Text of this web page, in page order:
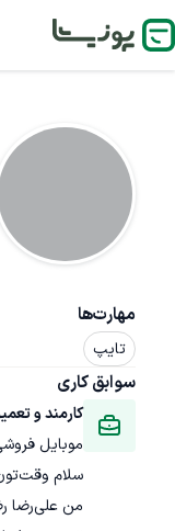
مهارت‌ها
تایپ
سوابق کاری
کارمند و
موبایل